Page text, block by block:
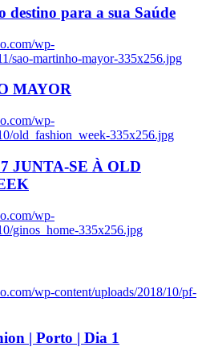
destino para a sua Saúde
wp-
sao-martinho-mayor-335x256.jpg
MAYOR
wp-
old_fashion_week-335x256.jpg
JUNTA-SE À OLD
wp-
ginos_home-335x256.jpg
wp-content/uploads/2018/10/pf-
| Porto | Dia 1